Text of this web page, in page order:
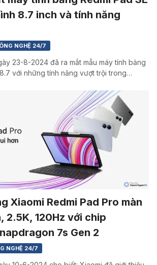
8.7 inch và tính năng
NGHỆ 24/7
23-8-2024 đã ra mắt mẫu máy tính bảng
với những tính năng vượt trội trong…
Xiaomi Redmi Pad Pro màn
2.5K, 120Hz với chip
7s Gen 2
NGHỆ 24/7